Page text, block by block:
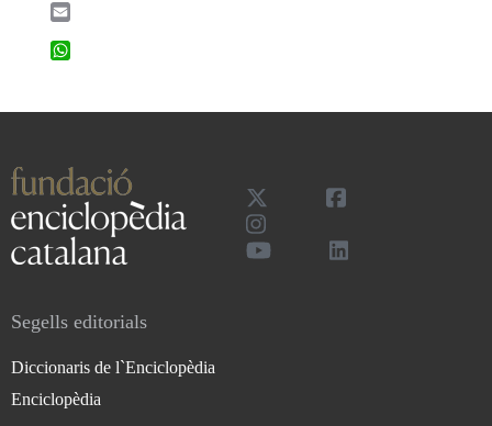
Segells editorials
Diccionaris de l`Enciclopèdia
Enciclopèdia